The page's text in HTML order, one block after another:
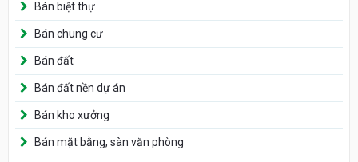
Bán biệt thự
Bán chung cư
Bán đất
Bán đất nền dự án
Bán kho xưởng
Bán mặt bằng, sàn văn phòng